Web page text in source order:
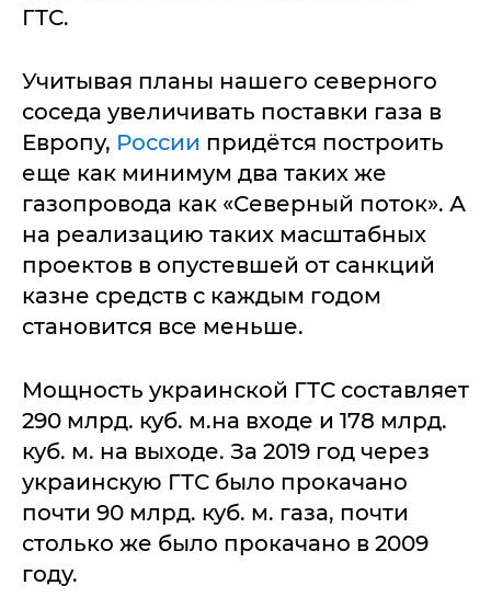
ГТС.
Учитывая планы нашего северного
соседа увеличивать поставки газа в
Европу, России придётся построить
еще как минимум два таких же
газопровода как «Северный поток». А
на реализацию таких масштабных
проектов в опустевшей от санкций
казне средств с каждым годом
становится все меньше.
Мощность украинской ГТС составляет
290 млрд. куб. м.на входе и 178 млрд.
куб. м. на выходе. За 2019 год через
украинскую ГТС было прокачано
почти 90 млрд. куб. м. газа, почти
столько же было прокачано в 2009
году.